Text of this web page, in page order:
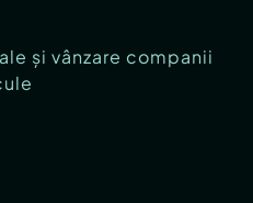
și vânzare companii